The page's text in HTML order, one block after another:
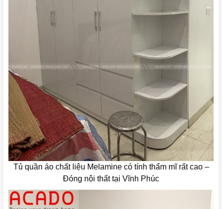
Tủ quần áo chất liệu Melamine có tính thẩm mĩ rất cao –
Đóng nội thất tại Vĩnh Phúc